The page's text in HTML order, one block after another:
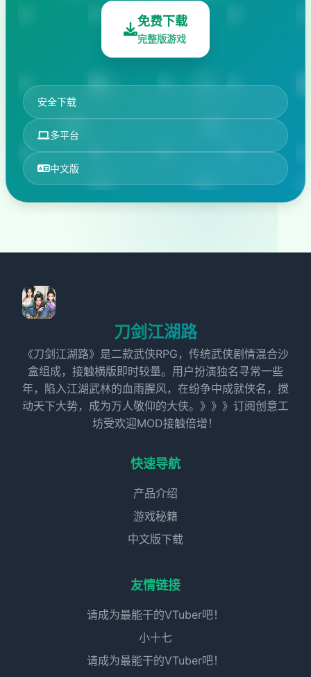
免费下载
完整版游戏
安全下载
多平台
中文版
刀剑江湖路
《刀剑江湖路》是二款武侠RPG，传统武侠剧情混合沙
盒组成，接触横版即时较量。用户扮演独名寻常一些
年，陷入江湖武林的血雨腥风，在纷争中成就侠名，搅
动天下大势，成为万人敬仰的大侠。》》》订阅创意工
坊受欢迎MOD接触倍增！
快速导航
产品介绍
游戏秘籍
中文版下载
友情链接
请成为最能干的VTuber吧！
小十七
请成为最能干的VTuber吧！